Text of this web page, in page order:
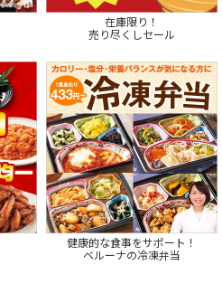
在庫限り！
売り尽くしセール
健康的な食事をサポート！
ベルーナの冷凍弁当